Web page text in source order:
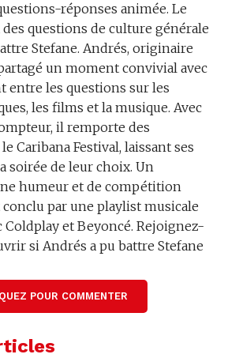
réponses animée. Le
questions de culture générale
Stefane. Andrés, originaire
un moment convivial avec
entre les questions sur les
les films et la musique. Avec
il remporte des
Caribana Festival, laissant ses
soirée de leur choix. Un
humeur et de compétition
conclu par une playlist musicale
Coldplay et Beyoncé. Rejoignez-
si Andrés a pu battre Stefane
POUR COMMENTER